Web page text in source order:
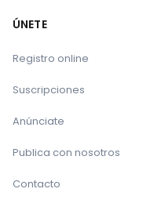
ÚNETE
Registro online
Suscripciones
Anúnciate
Publica con nosotros
Contacto